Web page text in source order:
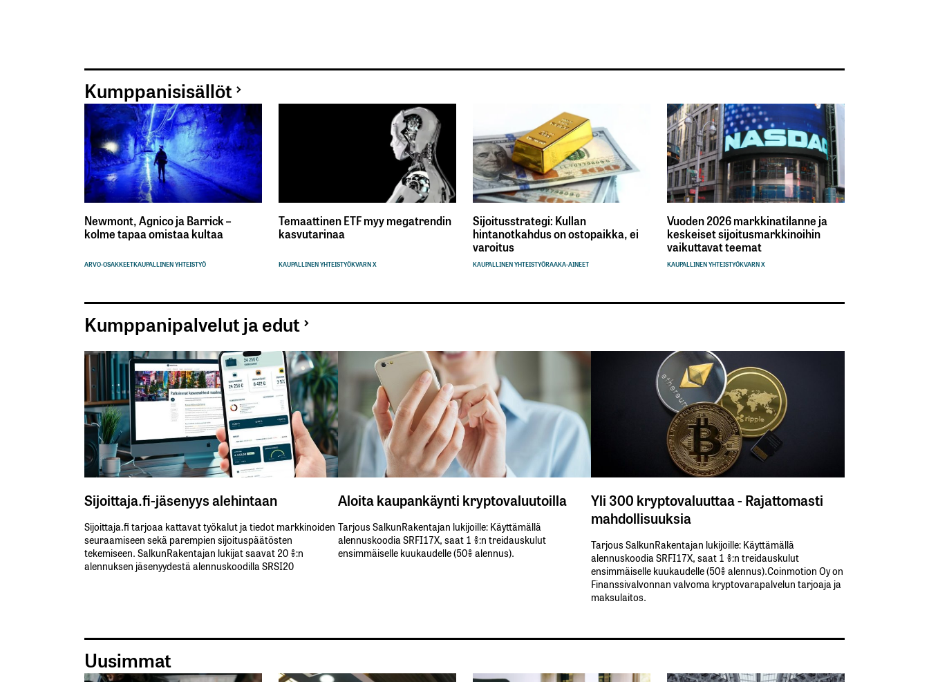
Kumppanisisällöt
Newmont, Agnico ja Barrick –
kolme tapaa omistaa kultaa
ARVO-OSAKKEETKAUPALLINEN YHTEISTYÖ
Temaattinen ETF myy megatrendin
kasvutarinaa
KAUPALLINEN YHTEISTYÖKVARN X
Sijoitusstrategi: Kullan
hintanotkahdus on ostopaikka, ei
varoitus
KAUPALLINEN YHTEISTYÖRAAKA-AINEET
Vuoden 2026 markkinatilanne ja
keskeiset sijoitusmarkkinoihin
vaikuttavat teemat
KAUPALLINEN YHTEISTYÖKVARN X
Kumppanipalvelut ja edut
Sijoittaja.fi-jäsenyys alehintaan
Sijoittaja.fi tarjoaa kattavat työkalut ja tiedot markkinoiden
seuraamiseen sekä parempien sijoituspäätösten
tekemiseen. SalkunRakentajan lukijat saavat 20 %:n
alennuksen jäsenyydestä alennuskoodilla SRSI20
Aloita kaupankäynti kryptovaluutoilla
Tarjous SalkunRakentajan lukijoille: Käyttämällä​ ​
alennuskoodia​ ​SRFI17X,​ ​saat​ ​1 %:n treidauskulut​ ​
ensimmäiselle​ ​kuukaudelle​ ​(50%​ ​alennus).
Yli 300 kryptovaluuttaa - Rajattomasti
mahdollisuuksia
Tarjous SalkunRakentajan lukijoille: Käyttämällä​ ​
alennuskoodia​ ​SRFI17X,​ ​saat​ ​1 %:n treidauskulut​ ​
ensimmäiselle​ ​kuukaudelle​ ​(50%​ ​alennus).Coinmotion Oy on
Finanssivalvonnan valvoma kryptovarapalvelun tarjoaja ja
maksulaitos.
Uusimmat